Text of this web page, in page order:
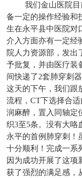
我们金山医院
备一定的操作经验和
生在永平县中医院对
介入方面亦有一定经
院人力资源部，发出
予批复，并由医疗装
间快递了2套肺穿刺
这天的下午，我们跟
流程，CT下选择合
润麻醉，置入同轴定
织3至5条。没有大咯
永平的首例肺穿刺！
十分顺利！完成一系
因为成功开展了这项
获了强烈的满足感，